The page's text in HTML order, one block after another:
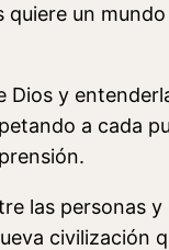
un
y
a cada
las personas
civilización